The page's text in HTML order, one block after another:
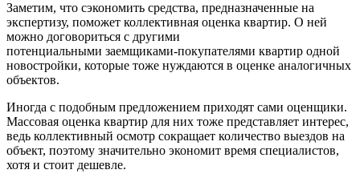
Заметим, что сэкономить средства, предназначенные на
экспертизу, поможет коллективная оценка квартир. О ней
можно договориться с другими
потенциальными заемщиками-покупателями квартир одной
новостройки, которые тоже нуждаются в оценке аналогичных
объектов.
Иногда с подобным предложением приходят сами оценщики.
Массовая оценка квартир для них тоже представляет интерес,
ведь коллективный осмотр сокращает количество выездов на
объект, поэтому значительно экономит время специалистов,
хотя и стоит дешевле.